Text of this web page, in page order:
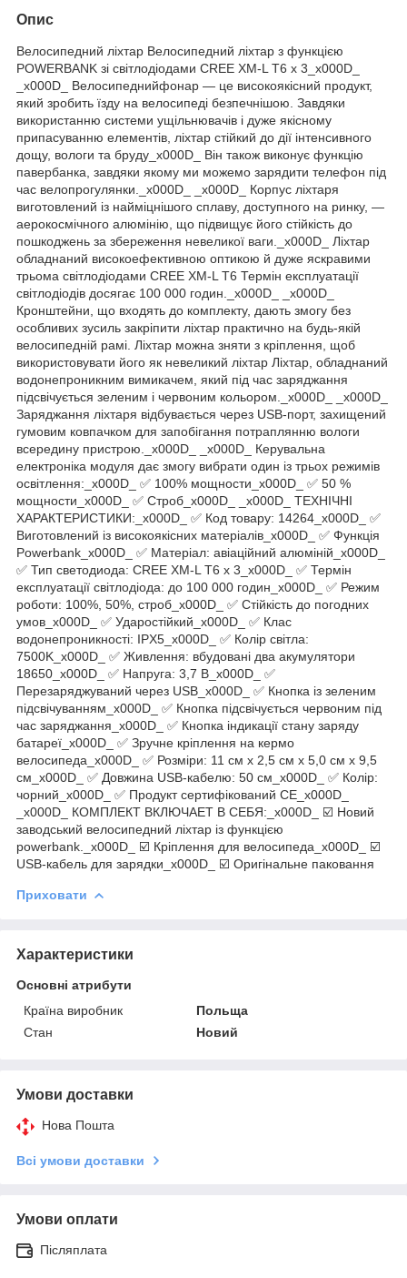
Опис
Велосипедний ліхтар Велосипедний ліхтар з функцією
POWERBANK зі світлодіодами CREE XM-L T6 x 3_x000D_
_x000D_ Велосипеднийфонар — це високоякісний продукт,
який зробить їзду на велосипеді безпечнішою. Завдяки
використанню системи ущільнювачів і дуже якісному
припасуванню елементів, ліхтар стійкий до дії інтенсивного
дощу, вологи та бруду_x000D_ Він також виконує функцію
павербанка, завдяки якому ми можемо зарядити телефон під
час велопрогулянки._x000D_ _x000D_ Корпус ліхтаря
виготовлений із найміцнішого сплаву, доступного на ринку, —
аерокосмічного алюмінію, що підвищує його стійкість до
пошкоджень за збереження невеликої ваги._x000D_ Ліхтар
обладнаний високоефективною оптикою й дуже яскравими
трьома світлодіодами CREE XM-L T6 Термін експлуатації
світлодіодів досягає 100 000 годин._x000D_ _x000D_
Кронштейни, що входять до комплекту, дають змогу без
особливих зусиль закріпити ліхтар практично на будь-якій
велосипедній рамі. Ліхтар можна зняти з кріплення, щоб
використовувати його як невеликий ліхтар Ліхтар, обладнаний
водонепроникним вимикачем, який під час заряджання
підсвічується зеленим і червоним кольором._x000D_ _x000D_
Заряджання ліхтаря відбувається через USB-порт, захищений
гумовим ковпачком для запобігання потраплянню вологи
всередину пристрою._x000D_ _x000D_ Керувальна
електроніка модуля дає змогу вибрати один із трьох режимів
освітлення:_x000D_ ✅ 100% мощности_x000D_ ✅ 50 %
мощности_x000D_ ✅ Строб_x000D_ _x000D_ ТЕХНІЧНІ
ХАРАКТЕРИСТИКИ:_x000D_ ✅ Код товару: 14264_x000D_ ✅
Виготовлений із високоякісних матеріалів_x000D_ ✅ Функція
Powerbank_x000D_ ✅ Матеріал: авіаційний алюміній_x000D_
✅ Тип светодиода: CREE XM-L T6 x 3_x000D_ ✅ Термін
експлуатації світлодіода: до 100 000 годин_x000D_ ✅ Режим
роботи: 100%, 50%, строб_x000D_ ✅ Стійкість до погодних
умов_x000D_ ✅ Ударостійкий_x000D_ ✅ Клас
водонепроникності: IPX5_x000D_ ✅ Колір світла:
7500K_x000D_ ✅ Живлення: вбудовані два акумулятори
18650_x000D_ ✅ Напруга: 3,7 В_x000D_ ✅
Перезаряджуваний через USB_x000D_ ✅ Кнопка із зеленим
підсвічуванням_x000D_ ✅ Кнопка підсвічується червоним під
час заряджання_x000D_ ✅ Кнопка індикації стану заряду
батареї_x000D_ ✅ Зручне кріплення на кермо
велосипеда_x000D_ ✅ Розміри: 11 см х 2,5 см х 5,0 см х 9,5
см_x000D_ ✅ Довжина USB-кабелю: 50 см_x000D_ ✅ Колір:
чорний_x000D_ ✅ Продукт сертифікований CE_x000D_
_x000D_ КОМПЛЕКТ ВКЛЮЧАЕТ В СЕБЯ:_x000D_ ☑️ Новий
заводський велосипедний ліхтар із функцією
powerbank._x000D_ ☑️ Кріплення для велосипеда_x000D_ ☑️
USB-кабель для зарядки_x000D_ ☑️ Оригінальне паковання
Приховати
Характеристики
Основні атрибути
Країна виробник
Польща
Стан
Новий
Умови доставки
Нова Пошта
Всі умови доставки
Умови оплати
Післяплата